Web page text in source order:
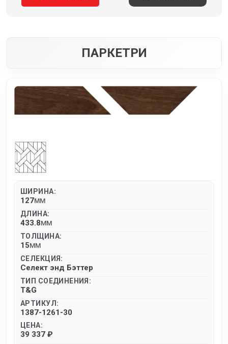
ПАРКЕТРИ
ШИРИНА:
127MM
ДЛИНА:
433.8MM
ТОЛЩИНА:
15MM
СЕЛЕКЦИЯ:
Селект энд Бэттер
ТИП СОЕДИНЕНИЯ:
T&G
АРТИКУЛ:
1387-1261-30
ЦЕНА:
39 337 ₽